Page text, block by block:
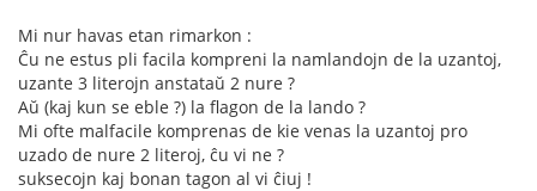
Mi nur havas etan rimarkon :
Ĉu ne estus pli facila kompreni la namlandojn de la uzantoj,
uzante 3 literojn anstataŭ 2 nure ?
Aŭ (kaj kun se eble ?) la flagon de la lando ?
Mi ofte malfacile komprenas de kie venas la uzantoj pro
uzado de nure 2 literoj, ĉu vi ne ?
suksecojn kaj bonan tagon al vi ĉiuj !